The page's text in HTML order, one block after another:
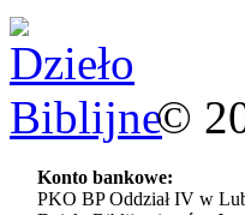
©
Konto bankowe:
PKO BP Oddział IV w